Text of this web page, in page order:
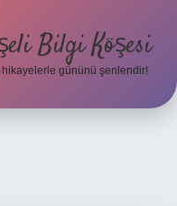
Bilgi Köşesi
hikayelerle gününü şenlendir!